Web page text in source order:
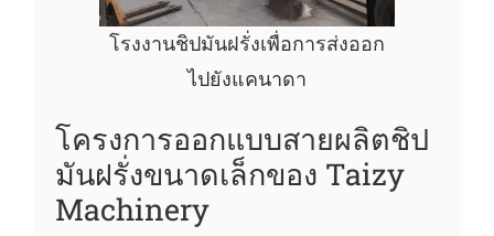
โรงงานชิปมันฝรั่งเพื่อการส่งออก
ไปยังแคนาดา
โครงการออกแบบสายผลิตชิป
มันฝรั่งขนาดเล็กของ Taizy
Machinery